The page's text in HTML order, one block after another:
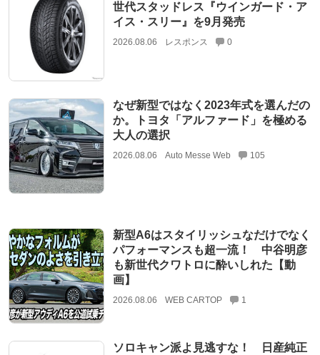
世代スタッドレス『ウインガード・ア
イス・スリー』を9月発売
2026.08.06 レスポンス 0
なぜ新型ではなく2023年式を選んだの
か。トヨタ「アルファード」を極める
大人の選択
2026.08.06 Auto Messe Web 105
新型A6はスタイリッシュなだけでなく
パフォーマンスも超一流！ 中谷明彦
も新世代クワトロに酔いしれた【動
画】
2026.08.06 WEB CARTOP 1
ソロキャン派よ見逃すな！ 日産純正